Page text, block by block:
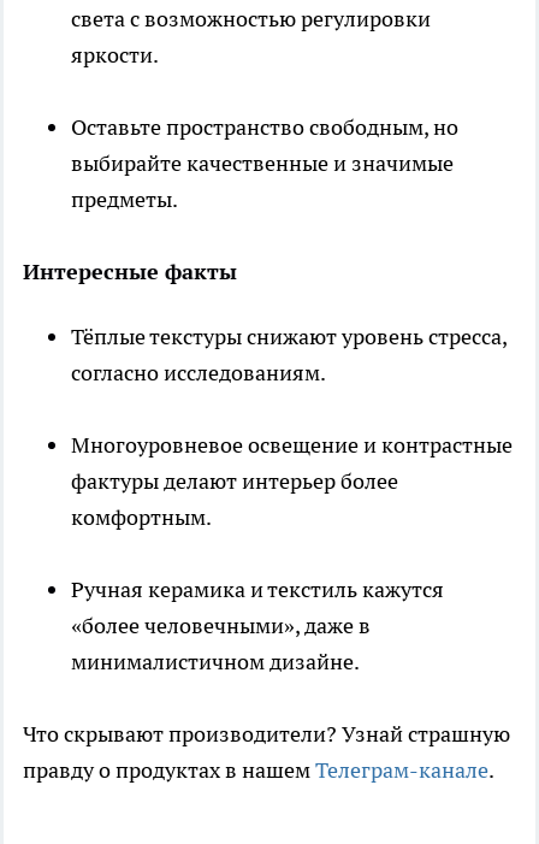
света с возможностью регулировки
яркости.
Оставьте пространство свободным, но
выбирайте качественные и значимые
предметы.
Интересные факты
Тёплые текстуры снижают уровень стресса,
согласно исследованиям.
Многоуровневое освещение и контрастные
фактуры делают интерьер более
комфортным.
Ручная керамика и текстиль кажутся
«более человечными», даже в
минималистичном дизайне.
Что скрывают производители? Узнай страшную
правду о продуктах в нашемТелеграм-канале.